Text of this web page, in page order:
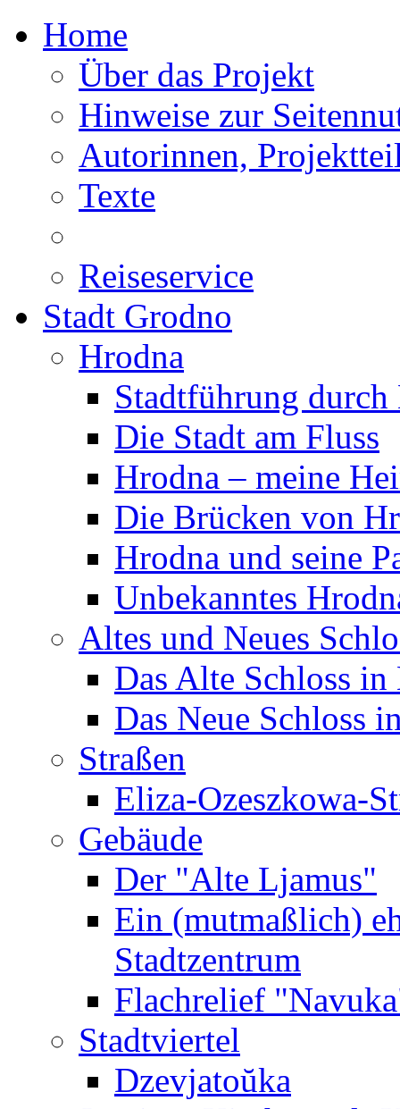
Home
Über das Projekt
Hinweise zur
Autorinnen,
Texte
Reiseservice
Stadt Grodno
Hrodna
Stadtführung durch
Die Stadt am Fluss
Hrodna – meine
Die Brücken von
Hrodna und seine
Unbekanntes
Altes und Neues
Das Alte Schloss in
Das Neue Schloss
Straßen
Eliza-Ozeszkowa-
Gebäude
Der "Alte Ljamus"
Ein (mutmaßlich)
Stadtzentrum
Flachrelief
Stadtviertel
Dzevjatoŭka